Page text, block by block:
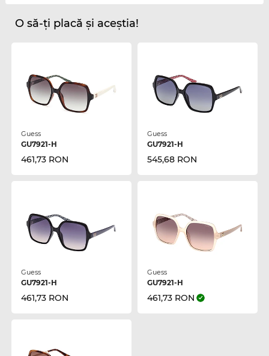
O să-ți placă și aceștia!
Guess
GU7921-H
461,73 RON
Guess
GU7921-H
545,68 RON
Guess
GU7921-H
461,73 RON
Guess
GU7921-H
461,73 RON